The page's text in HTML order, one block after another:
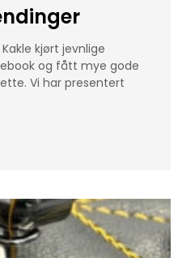
kjørt jevnlige
og fått mye gode
Vi har presentert